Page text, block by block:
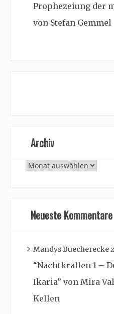
Prophezeiung der
von Stefan Gemmel
Archiv
Archiv
Neueste Kommentare
Mandys Buecherecke
“Nachtkrallen 1 –
Ikaria” von Mira
Kellen